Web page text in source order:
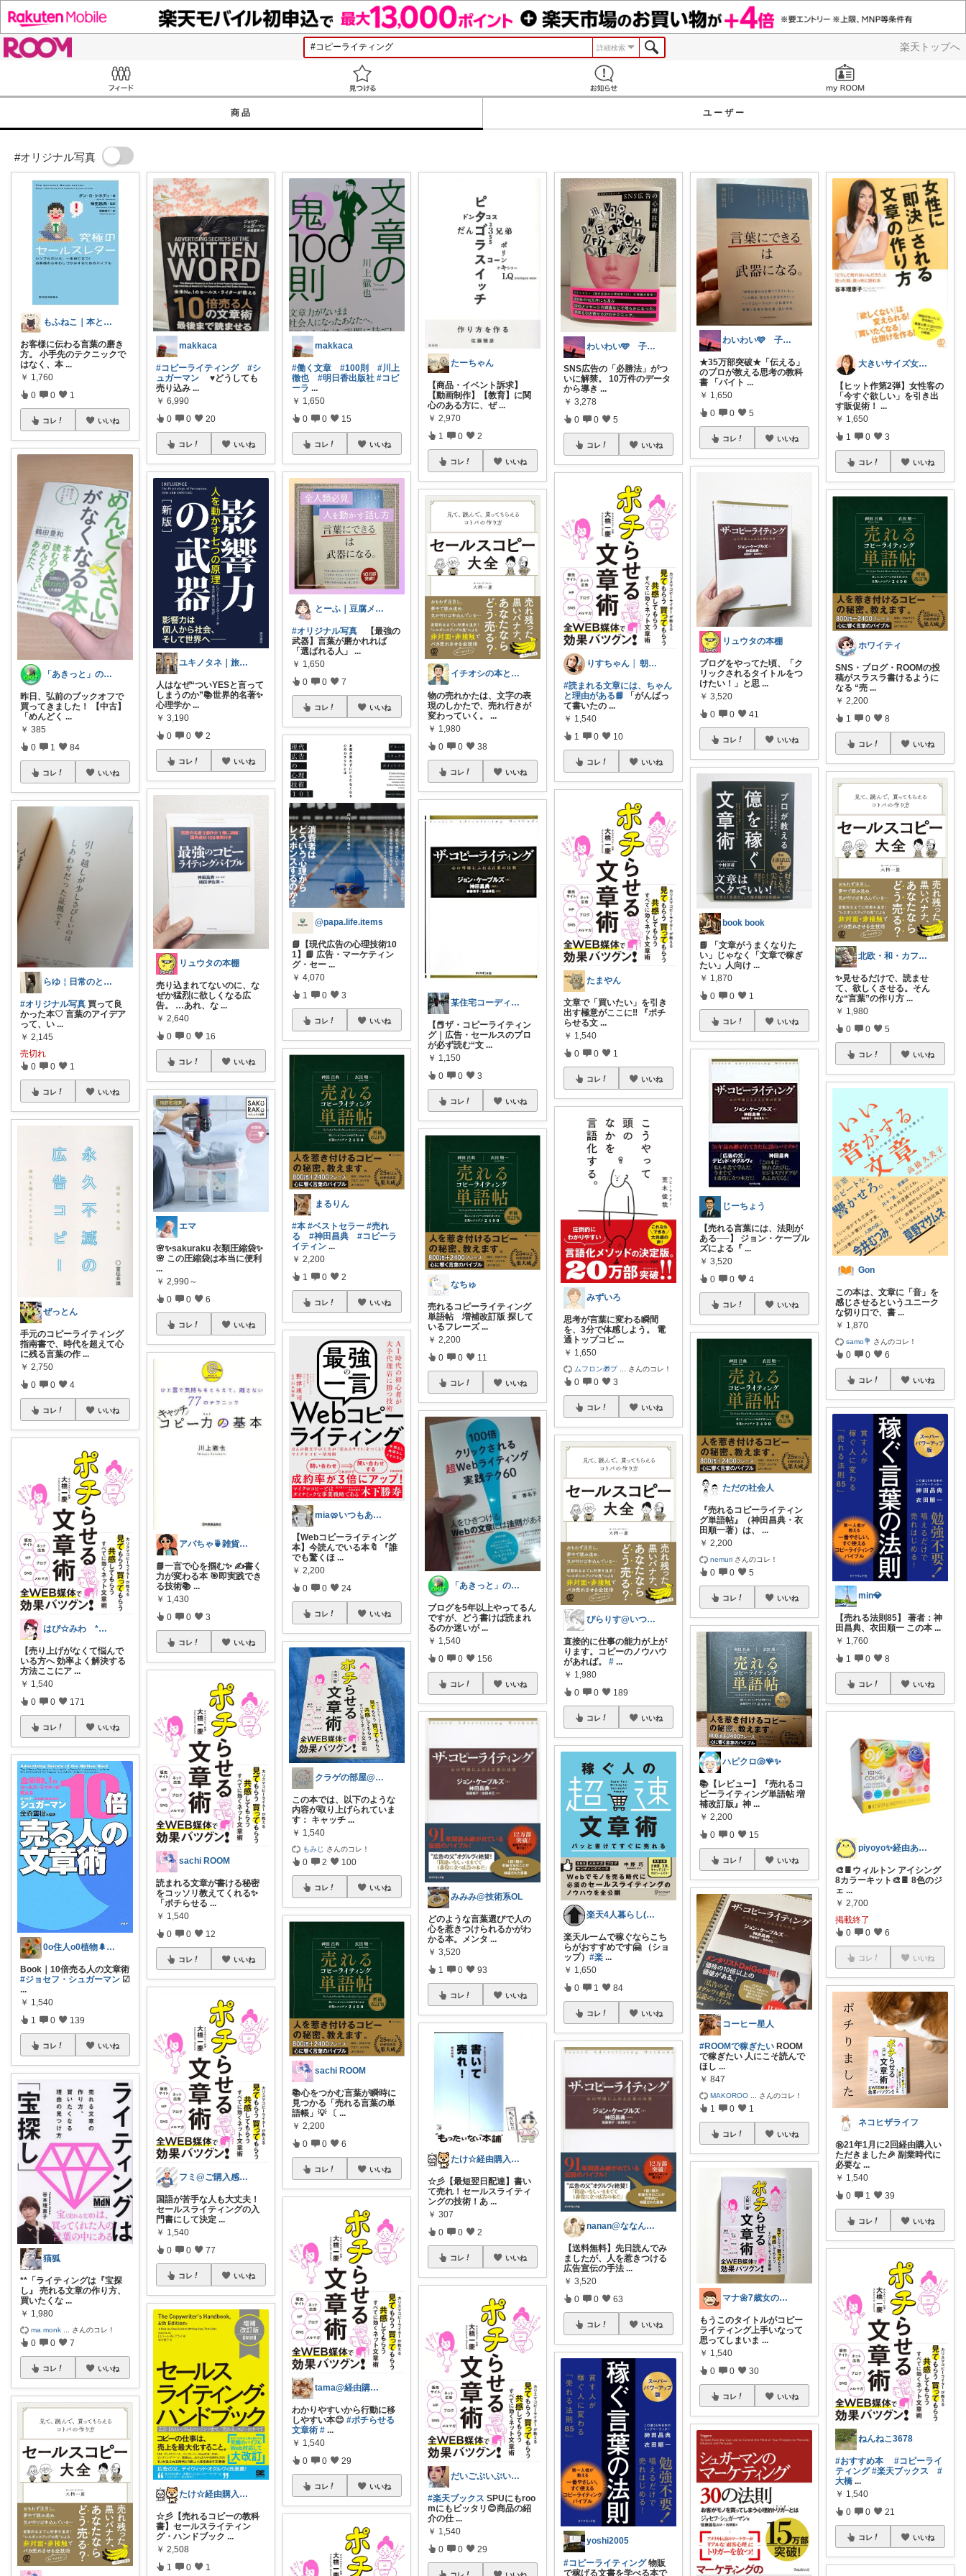
楽天トップへ
詳細検索
商品 ユーザー
#オリジナル写真
もふねこ｜本と猫と暮らし
お客様に伝わる言葉の磨き
方。 小手先のテクニックで
はなく、本 ...
￥ 1,760
0 0 1
コレ いいね
「あきっと」の癒やし部屋！
昨日、弘前のブックオフで
買ってきました！ 【中古】
「めんどく ...
￥ 385
0 1 84
コレ いいね
らゆ￤日常のときめくモノ
#オリジナル写真 買って良
かった本♡ 言葉のアイデア
って、い ...
￥ 2,145
売切れ
0 0 1
コレ いいね
ぜっとん
手元のコピーライティング
指南書で、時代を超えて心
に残る言葉の作 ...
￥ 2,750
0 0 4
コレ いいね
はぴ☆みわ *美容と健康・時短＆キッズ*
【売り上げがなくて悩んで
いる方へ 効率よく解決する
方法ここにア ...
￥ 1,540
0 0 171
コレ いいね
0o住人o0植物🌲と👶を育てる部屋
Book｜10倍売る人の文章術
#ジョセフ・シュガーマン ☑︎
...
￥ 1,540
1 0 139
コレ いいね
猫狐
**「ライティングは『宝探
し』 売れる文章の作り方、
買いたくな ...
￥ 1,980
ma.monk さんのコレ！
0 0 7
コレ いいね
makkaca
#コピーライティング
#シ
ュガーマン ♥️どうしても
売り込み ...
￥ 6,990
0 0 20
コレ いいね
ユキノタネ｜旅と暮らし
人はなぜ“ついYESと言って
しまうのか”📚世界的名著✨
心理学か ...
￥ 3,190
0 0 2
コレ いいね
リュウタの本棚
売り込まれてないのに、な
ぜか猛烈に欲しくなる広
告。 …あれ、な ...
￥ 2,640
0 0 16
コレ いいね
エマ
🌸✨sakuraku 衣類圧縮袋✨
🌸 この圧縮袋は本当に便利
...
￥ 2,990～
0 0 6
コレ いいね
アバちゃ🍵雑貨！洋楽！映画！
📘一言で心を掴む✨ ✍️書く
力が変わる本 🎯即実践でき
る技術📚 ...
￥ 1,430
0 0 3
コレ いいね
sachi ROOM
読まれる文章が書ける秘密
をコッソリ教えてくれる✨
「ポチらせる ...
￥ 1,540
0 0 12
コレ いいね
フミ@ご購入感謝です
国語が苦手な人も大丈夫！
セールスライティングの入
門書にして決定 ...
￥ 1,540
0 0 77
コレ いいね
たけ☆経由購入感謝します！ありがとう！☆
☆彡【売れるコピーの教科
書】セールスライティン
グ・ハンドブック ...
￥ 2,508
1 0 1
makkaca
#働く文章 #100則
#川上
徹也
#明日香出版社 #コピ
ーラ ...
￥ 1,650
0 0 15
コレ いいね
とーふ｜豆腐メンタル貯金術
#オリジナル写真 【最強の
武器】言葉が磨かれれば
「選ばれる人」
...
￥ 1,650
0 0 7
コレ いいね
@papa.life.items
📘【現代広告の心理技術10
1】📘 広告・マーケティン
グ・セー ...
￥ 4,070
1 0 3
コレ いいね
まるりん
#本 #ベストセラー #売れ
る
#神田昌典
#コピーラ
イティン ...
￥ 2,200
1 0 2
コレ いいね
mia🥨いつもありがとうございます
【Webコピーライティング
本】今読んでいる本🔖 『誰
でも驚くほ ...
￥ 2,200
0 0 24
コレ いいね
クラゲの部屋@訪問ありがとうございます！
この本では、以下のような
内容が取り上げられていま
す： キャッチ ...
￥ 1,540
もみじ さんのコレ！
0 2 100
コレ いいね
sachi ROOM
📚心をつかむ言葉が瞬時に
見つかる「売れる言葉の単
語帳」💡 〔 ...
￥ 2,200
0 0 6
コレ いいね
tama@経由購入ありがとうございます✨
わかりやすいから行動に移
しやすい本😊#ポチらせる
文章術 # ...
￥ 1,540
0 0 29
コレ いいね
たーちゃん
【商品・イベント訴求】
【動画制作】【教育】に関
心のある方に、ぜ ...
￥ 2,970
1 0 2
コレ いいね
イチオシの本と日用品を紹介_taka😊
物の売れかたは、文字の表
現のしかたで、売れ行きが
変わっていく。
...
￥ 1,980
0 0 38
コレ いいね
某住宅コーディネーター🏠の一押し品
【📕ザ・コピーライティン
グ｜広告・セールスのプロ
が必ず読む“文 ...
￥ 1,150
0 0 3
コレ いいね
なちゅ
売れるコピーライティング
単語帖 増補改訂版 探して
いるフレーズ ...
￥ 2,200
0 0 11
コレ いいね
「あきっと」の癒やし部屋！
ブログを5年以上やってるん
ですが、どう書けば読まれ
るのか迷いが ...
￥ 1,540
0 0 156
コレ いいね
みみみ@技術系OL
どのような言葉選びで人の
心を惹きつけられるかがわ
かる本。メンタ ...
￥ 3,520
1 0 93
コレ いいね
たけ☆経由購入感謝します！ありがとう！☆
☆彡【最短翌日配達】書い
て売れ！セールスライティ
ングの技術！あ ...
￥ 307
0 0 2
コレ いいね
だいごぷいぷい💎ﾌﾟｲﾌﾟｲｻﾝｷｭｰ
#楽天ブックス SPUにもroo
mにもピッタリ😊商品の紹
介の仕 ...
￥ 1,540
0 0 29
コレ いいね
わいわい🩵 子育て家族の成長を応援😊
SNS広告の「必勝法」がつ
いに解禁。 10万件のデータ
から導き ...
￥ 3,278
0 0 5
コレ いいね
りすちゃん │ 朝コレ
#読まれる文章には、ちゃん
と理由がある📘 「がんばっ
て書いたの ...
￥ 1,540
1 0 10
コレ いいね
たまやん
文章で「買いたい」を引き
出す極意がここに‼️ 『ポチ
らせる文 ...
￥ 1,540
0 0 1
コレ いいね
みずいろ
思考が言葉に変わる瞬間
を、3分で体感しよう。 電
通トップコピ ...
￥ 1,650
ムフロン🎁プ さんのコレ！
0 0 3
コレ いいね
ぴらりす@いつもありがとうございます^^
直接的に仕事の能力が上が
ります。コピーのノウハウ
があれば。# ...
￥ 1,980
0 0 189
コレ いいね
楽天4人暮らし(๑•̀ㅂ•́)و✧
楽天ルームで稼ぐならこち
らがおすすめです🤗 （ショ
ップ）#楽 ...
￥ 1,650
0 1 84
コレ いいね
nanan@ななんぶろぐ。☕️🌿‬
【送料無料】先日読んでみ
ましたが、人を惹きつける
広告宣伝の手法 ...
￥ 3,520
0 0 63
コレ いいね
yoshi2005
#コピーライティング物販
で稼げる文書を学べる本で
わいわい🩵 子育て家族の成長を応援😊
★35万部突破★「伝える」
のプロが教える思考の教科
書 「バイト ...
￥ 1,650
0 0 5
コレ いいね
リュウタの本棚
ブログをやってた頃、「ク
リックされるタイトルをつ
けたい！」と思 ...
￥ 3,520
0 0 41
コレ いいね
book book
📘 「文章がうまくなりた
い」じゃなく「文章で稼ぎ
たい」人向け...
￥ 1,870
0 0 1
コレ いいね
じーちょう
【売れる言葉には、法則が
ある──】 ジョン・ケープル
ズによる『 ...
￥ 3,520
0 0 4
コレ いいね
ただの社会人
『売れるコピーライティン
グ単語帖』（神田昌典・衣
田順一著）は、
...
￥ 2,200
nemuri さんのコレ！
0 0 5
コレ いいね
ハピクロ🐚🪸✨
📚【レビュー】『売れるコ
ピーライティング単語帖 増
補改訂版』神 ...
￥ 2,200
0 0 15
コレ いいね
コーヒー星人
#ROOMで稼ぎたい ROOM
で稼ぎたい 人にこそ読んで
ほし ...
￥ 847
MAKOROO さんのコレ！
1 0 1
コレ いいね
マナ🌼7歳女の子ᕱ⑅ᕱ 🌼
もうこのタイトルがコピー
ライティング上手いなって
思ってしまいま ...
￥ 1,540
0 0 30
コレ いいね
大きいサイズ女性の体型カバーROOM
【ヒット作第2弾】女性客の
「今すぐ欲しい」を引き出
す販促術！...
￥ 1,650
1 0 3
コレ いいね
ホワイティ
SNS・ブログ・ROOMの投
稿がスラスラ書けるように
なる “売 ...
￥ 2,200
1 0 8
コレ いいね
北欧・和・カフェ雑貨🌿しろ＠おかげさま
✨見せるだけで、読ませ
て、欲しくさせる。そん
な“言葉”の作り方 ...
￥ 1,980
0 0 5
コレ いいね
Gon
この本は、文章に「音」を
感じさせるというユニーク
な切り口で、書 ...
￥ 1,870
samo💐 さんのコレ！
0 0 6
コレ いいね
min💎
【売れる法則85】 著者：神
田昌典、衣田順一 この本 ...
￥ 1,760
1 0 8
コレ いいね
piyoyo✨経由ありがとう🎉
🎨🍫️ウィルトン アイシング
8カラーキット🎨🍫️ 8色のジ
ェ ...
￥ 2,700
掲載終了
0 0 6
コレ いいね
ネコヒザライフ
㊗️21年1月に2回経由購入い
ただきました🎉 副業時代に
必要な ...
￥ 1,540
0 1 39
コレ いいね
ねんねこ3678
#おすすめ本
#コピーライ
ティング #楽天ブックス
#
大橋 ...
￥ 1,540
0 0 21
コレ いいね